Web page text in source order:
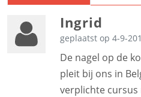
Ingrid
geplaatst op 4-9-
De nagel op de
pleit bij ons in
verplichte cursus